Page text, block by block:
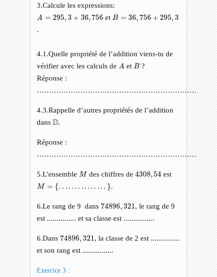
3.Calcule les expressions:
A = 295,3 + 36,756
A 295,3 +36 756 et B = 36, 756 +295,3
B= 36,756+295 ,3
.
4.1.Quelle propriété de l’addition viens-tu de
vérifier avec les calculs de A
A et B
B ?
Réponse :
…………………………………………………………
4.3.Rappelle d’autres propriétés de l’addition
dansD
D.
Réponse :
…………………………………………………………
5.L'ensemble M
Mdes chiffres de 4308,54
4308 54 est
M = {. . . . . . . . . . . . . . . }
M= .. .
6.Le rang de 9 dans 74896,321
74896 321 , le rang de 9
est ............... et sa classe est ................
6.Dans 74896,321
74896 321 , la classe de 2 est ...............
et son rang est ................
Exercice 3 :